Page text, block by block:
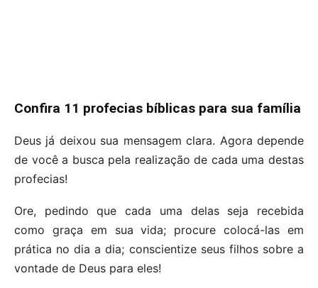
Confira 11 profecias bíblicas para sua família
Deus já deixou sua mensagem clara. Agora depende
de você a busca pela realização de cada uma destas
profecias!
Ore, pedindo que cada uma delas seja recebida
como graça em sua vida; procure colocá-las em
prática no dia a dia; conscientize seus filhos sobre a
vontade de Deus para eles!